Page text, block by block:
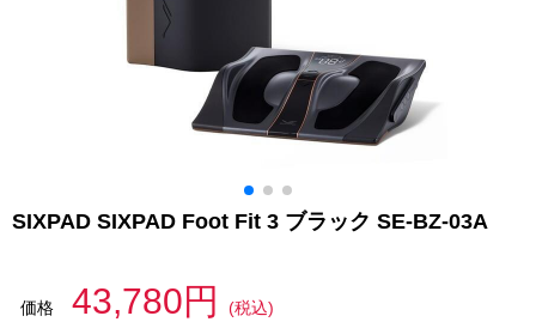
SIXPAD SIXPAD Foot Fit 3 ブラック SE-BZ-03A
価格 43,780円
(税込)